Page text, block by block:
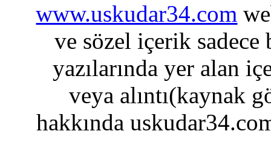
www.uskudar34.com
ve sözel içerik sadece
yazılarında yer alan
veya alıntı(kaynak
hakkında